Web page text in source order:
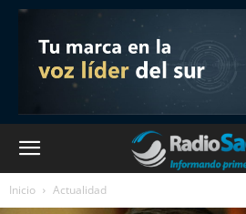
Inicio Actualidad